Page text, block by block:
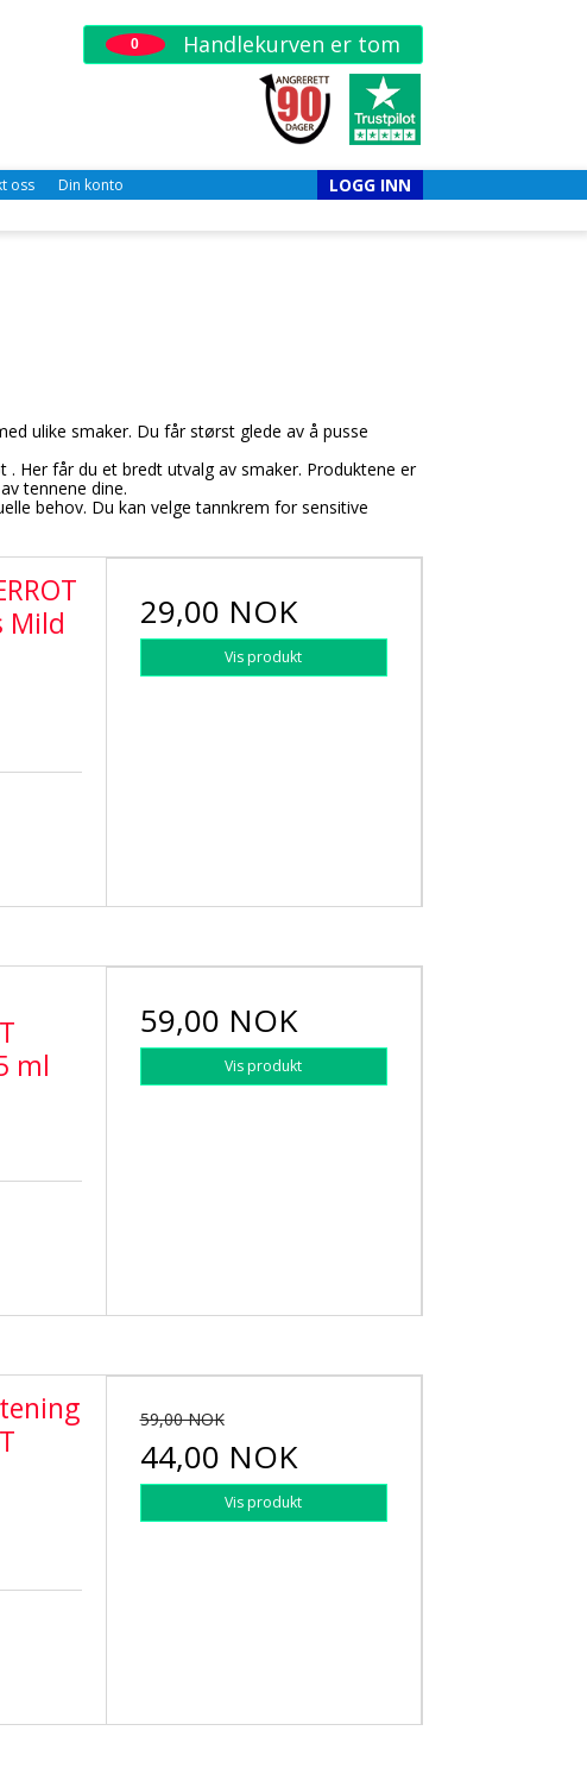
0 Handlekurven er tom
oss Din konto LOGG INN
ulike smaker. Du får størst glede av å pusse
Her får du et bredt utvalg av smaker. Produktene er
tennene dine.
behov. Du kan velge tannkrem for sensitive
Mild
29,00 NOK
Vis produkt
ml
59,00 NOK
Vis produkt
59,00 NOK
44,00 NOK
Vis produkt